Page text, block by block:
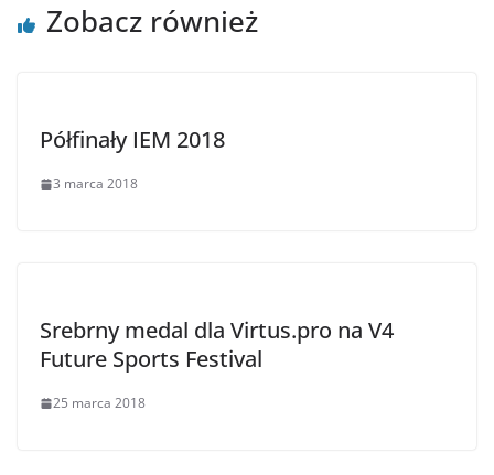
Zobacz również
Półfinały IEM 2018
3 marca 2018
Srebrny medal dla Virtus.pro na V4
Future Sports Festival
25 marca 2018